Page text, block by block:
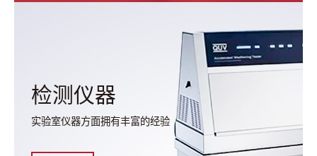
检测仪器
实验室仪器方面拥有丰富的经验